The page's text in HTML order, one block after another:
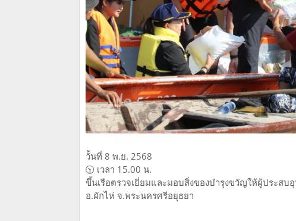
วัันที่ 8 พ.ย. 2568
🕥 เวลา 15.00 น.
ขึ้นเรือตรวจเยี่ยมและมอบสิ่งของบำรุงขวัญให้ผู้ประส
อ.ผักไห่ จ.พระนครศรีอยุธยา